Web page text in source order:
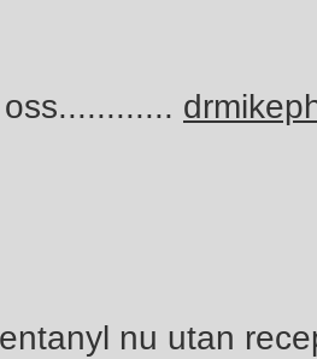
nu utan